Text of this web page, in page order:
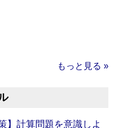
もっと見る »
】計算問題を意識しよ